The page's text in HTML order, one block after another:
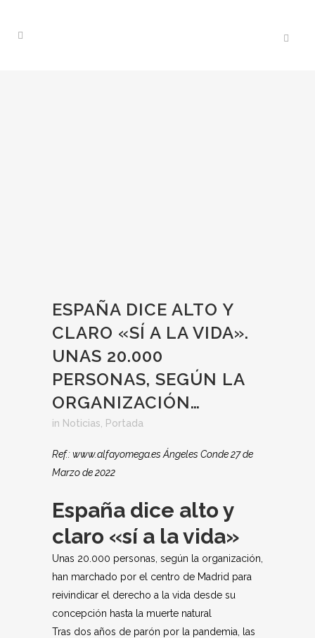
ESPAÑA DICE ALTO Y
CLARO «SÍ A LA VIDA».
UNAS 20.000
PERSONAS, SEGÚN LA
ORGANIZACIÓN…
in Noticias Portada
Ref.: www.alfayomega.es Ángeles Conde 27 de
Marzo de 2022
España dice alto y
claro «sí a la vida»
Unas 20.000 personas, según la organización,
han marchado por el centro de Madrid para
reivindicar el derecho a la vida desde su
concepción hasta la muerte natural
Tras dos años de parón por la pandemia, las